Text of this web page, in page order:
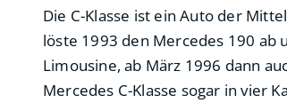
Die C-Klasse ist ein Auto der
löste 1993 den Mercedes 190 ab
Limousine, ab März 1996 dann
Mercedes C-Klasse sogar in vier